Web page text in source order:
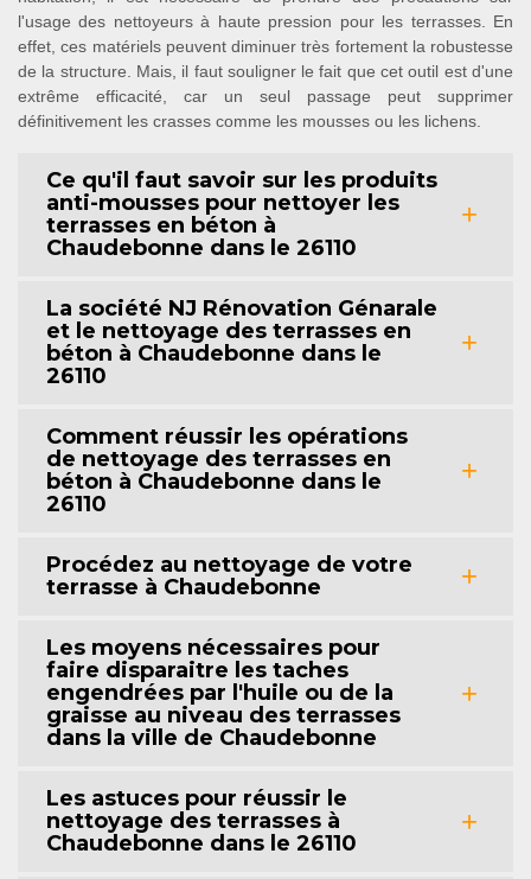
l'usage des nettoyeurs à haute pression pour les terrasses. En
effet, ces matériels peuvent diminuer très fortement la robustesse
de la structure. Mais, il faut souligner le fait que cet outil est d'une
extrême efficacité, car un seul passage peut supprimer
définitivement les crasses comme les mousses ou les lichens.
Ce qu'il faut savoir sur les produits
anti-mousses pour nettoyer les
terrasses en béton à
Chaudebonne dans le 26110
La société NJ Rénovation Génarale
et le nettoyage des terrasses en
béton à Chaudebonne dans le
26110
Comment réussir les opérations
de nettoyage des terrasses en
béton à Chaudebonne dans le
26110
Procédez au nettoyage de votre
terrasse à Chaudebonne
Les moyens nécessaires pour
faire disparaitre les taches
engendrées par l'huile ou de la
graisse au niveau des terrasses
dans la ville de Chaudebonne
Les astuces pour réussir le
nettoyage des terrasses à
Chaudebonne dans le 26110